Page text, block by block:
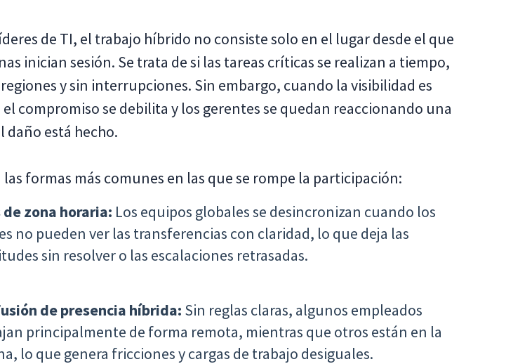
de TI, el trabajo híbrido no consiste solo en el lugar desde el que
inician sesión. Se trata de si las tareas críticas se realizan a tiempo,
y sin interrupciones. Sin embargo, cuando la visibilidad es
compromiso se debilita y los gerentes se quedan reaccionando una
daño está hecho.
las formas más comunes en las que se rompe la participación:
de zona horaria: Los equipos globales se desincronizan cuando los
no pueden ver las transferencias con claridad, lo que deja las
sin resolver o las escalaciones retrasadas.
de presencia híbrida: Sin reglas claras, algunos empleados
principalmente de forma remota, mientras que otros están en la
lo que genera fricciones y cargas de trabajo desiguales.